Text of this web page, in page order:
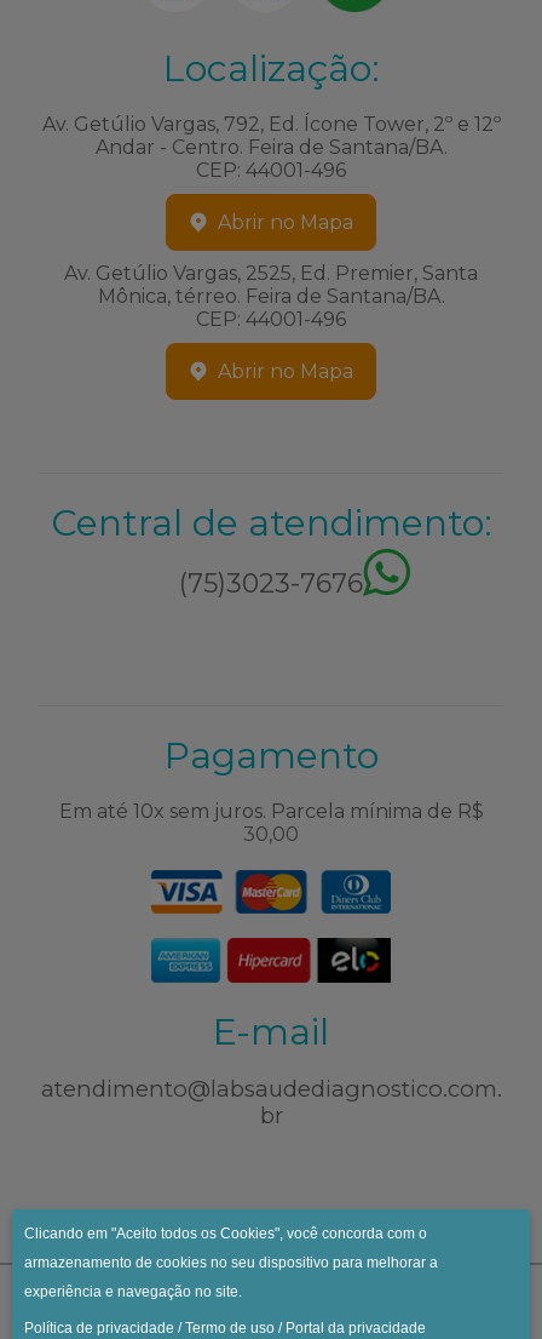
Localização:
Av. Getúlio Vargas, 792, Ed. Ícone Tower, 2º e 12º
Andar - Centro. Feira de Santana/BA.
CEP: 44001-496
Abrir no Mapa
Av. Getúlio Vargas, 2525, Ed. Premier, Santa
Mônica, térreo. Feira de Santana/BA.
CEP: 44001-496
Abrir no Mapa
Central de atendimento:
(75)3023-7676
Pagamento
Em até 10x sem juros. Parcela mínima de R$
30,00
E-mail
atendimento@labsaudediagnostico.com.
br
Clicando em "Aceito todos os Cookies", você concorda com o
armazenamento de cookies no seu dispositivo para melhorar a
experiência e navegação no site.
Política de privacidade /Termo de uso / Portal da privacidade